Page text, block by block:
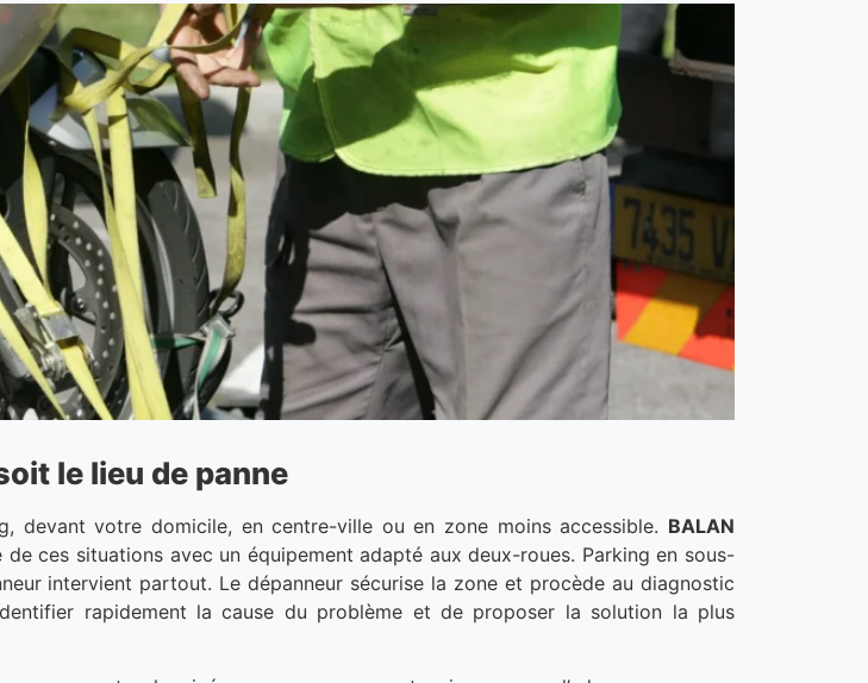
le lieu de panne
devant votre domicile, en centre-ville ou en zone moins accessible. BALAN
ces situations avec un équipement adapté aux deux-roues. Parking en sous-
intervient partout. Le dépanneur sécurise la zone et procède au diagnostic
rapidement la cause du problème et de proposer la solution la plus